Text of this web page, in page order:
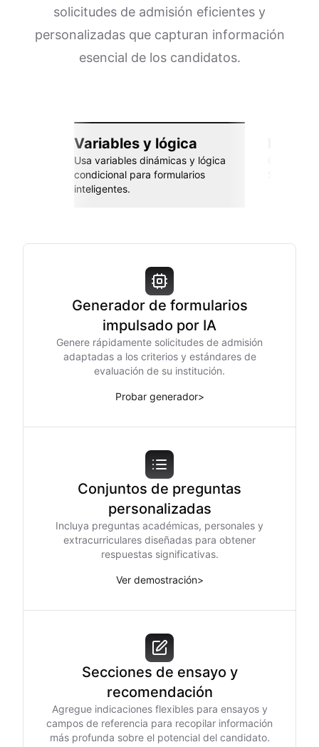
solicitudes de admisión eficientes y
personalizadas que capturan información
esencial de los candidatos.
Variables y lógica
Usa variables dinámicas y lógica
condicional para formularios
inteligentes.
Generador de formularios
impulsado por IA
Genere rápidamente solicitudes de admisión
adaptadas a los criterios y estándares de
evaluación de su institución.
Probar generador>
Conjuntos de preguntas
personalizadas
Incluya preguntas académicas, personales y
extracurriculares diseñadas para obtener
respuestas significativas.
Ver demostración>
Secciones de ensayo y
recomendación
Agregue indicaciones flexibles para ensayos y
campos de referencia para recopilar información
más profunda sobre el potencial del candidato.